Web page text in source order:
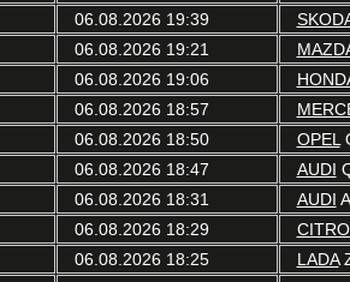
06.08.2026 19:39
06.08.2026 19:21
06.08.2026 19:06
06.08.2026 18:57
06.08.2026 18:50 OPEL
06.08.2026 18:47 AUDI
06.08.2026 18:31 AUDI
06.08.2026 18:29
06.08.2026 18:25 LADA